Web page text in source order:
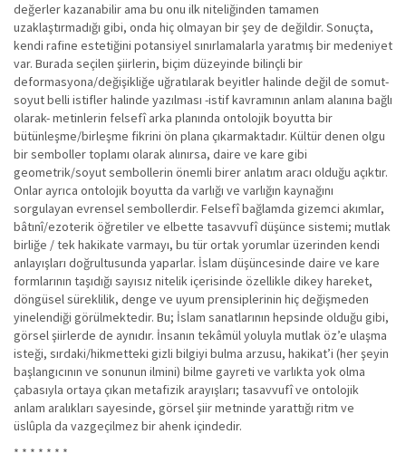
değerler kazanabilir ama bu onu ilk niteliğinden tamamen
uzaklaştırmadığı gibi, onda hiç olmayan bir şey de değildir. Sonuçta,
kendi rafine estetiğini potansiyel sınırlamalarla yaratmış bir medeniyet
var. Burada seçilen şiirlerin, biçim düzeyinde bilinçli bir
deformasyona/değişikliğe uğratılarak beyitler halinde değil de somut-
soyut belli istifler halinde yazılması -istif kavramının anlam alanına bağlı
olarak- metinlerin felsefî arka planında ontolojik boyutta bir
bütünleşme/birleşme fikrini ön plana çıkarmaktadır. Kültür denen olgu
bir semboller toplamı olarak alınırsa, daire ve kare gibi
geometrik/soyut sembollerin önemli birer anlatım aracı olduğu açıktır.
Onlar ayrıca ontolojik boyutta da varlığı ve varlığın kaynağını
sorgulayan evrensel sembollerdir. Felsefî bağlamda gizemci akımlar,
bâtınî/ezoterik öğretiler ve elbette tasavvufî düşünce sistemi; mutlak
birliğe / tek hakikate varmayı, bu tür ortak yorumlar üzerinden kendi
anlayışları doğrultusunda yaparlar. İslam düşüncesinde daire ve kare
formlarının taşıdığı sayısız nitelik içerisinde özellikle dikey hareket,
döngüsel süreklilik, denge ve uyum prensiplerinin hiç değişmeden
yinelendiği görülmektedir. Bu; İslam sanatlarının hepsinde olduğu gibi,
görsel şiirlerde de aynıdır. İnsanın tekâmül yoluyla mutlak öz’e ulaşma
isteği, sırdaki/hikmetteki gizli bilgiyi bulma arzusu, hakikat’i (her şeyin
başlangıcının ve sonunun ilmini) bilme gayreti ve varlıkta yok olma
çabasıyla ortaya çıkan metafizik arayışları; tasavvufî ve ontolojik
anlam aralıkları sayesinde, görsel şiir metninde yarattığı ritm ve
üslûpla da vazgeçilmez bir ahenk içindedir.
* * * * * * *